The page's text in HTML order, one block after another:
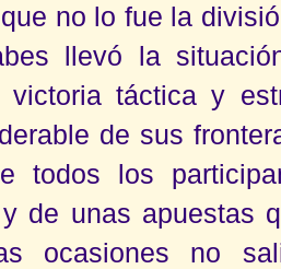
no lo fue la
llevó la
victoria táctica y
de sus
todos los
de unas apuestas
ocasiones no